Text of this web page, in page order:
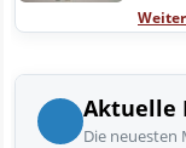
Aktuelle
Die neuesten